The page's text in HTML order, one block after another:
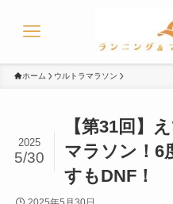
ホーム ウルトラマラソン
【第31回】
マラソン！6
すもDNF！
2025
5/30